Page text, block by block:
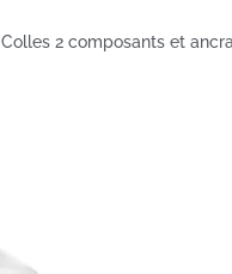
Colles 2 composants et